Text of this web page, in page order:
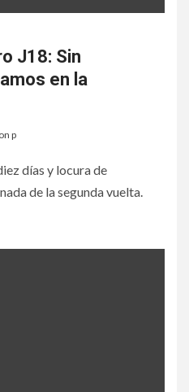
J18: Sin
en la
p
días y locura de
de la segunda vuelta.